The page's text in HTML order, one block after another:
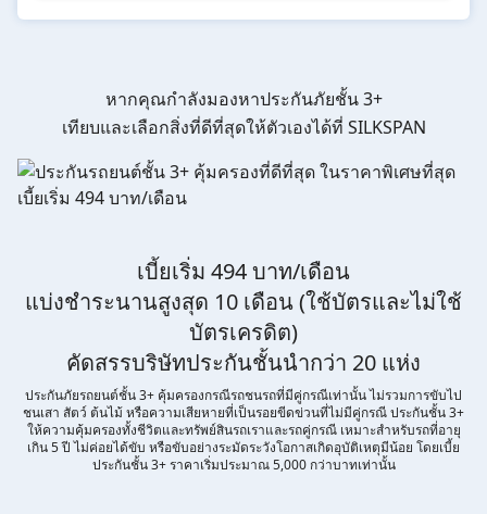
*
ข้าพเจ้ารับทราบนโยบายคุ้มครองข้อมูลส่วนบุคคล และยินยอมให้
บริษัท SILKSPAN อินชัวรันซ์ โบรกเกอร์เรจ จำกัด รวมถึงบริษัทในเครือ
ที่เกี่ยวข้องกัน ตลอดจนคู่ค้าทางธุรกิจและ/หรือพันธมิตรของบริษัท
เหล่านี้ สามารถเก็บ ใช้ และ/หรือ เปิดเผยข้อมูลส่วนบุคคลและข้อมูล
ส่วนบุคคลที่มีความอ่อนไหวของข้าพเจ้า เพื่อวัตถุประสงค์ในการ
ดำเนินการติดต่อและนำเสนอข้อมูลสำหรับการขายผลิตภัณฑ์ การจัด
การใช้ข้อมูลเพื่อพัฒนาผลิตภัณฑ์หรือบริการต่างๆ หรือเพื่อกิจกรรม
อื่นๆ ท่านสามารถอ่านรายละเอียดนโยบายคุ้มครองข้อมูลส่วนบุคคล
และสิทธิของเจ้าของข้อมูลส่วนบุคคลได้ที่เว็บไซต์คำประกาศเกี่ยวกับ
ความเป็นส่วนตัวก่อนให้ความยินยอม ทั้งนี้ ก่อนการแสดงเจตนา
ข้าพเจ้าได้อ่านรายละเอียดจากเอกสารชี้แจงข้อมูล หรือได้รับคำ
อธิบายจากหน่วยงานถึงวัตถุประสงค์ในการเก็บรวบรวม ใช้หรือเปิด
เผยข้อมูลส่วนบุคคล (“ประมวลผลข้อมูลส่วนบุคคล”) และมีความ
เข้าใจดีแล้ว ข้าพเจ้าให้ความยินยอมหรือปฏิเสธไม่ให้ความยินยอมใน
เอกสารนี้ด้วยความสมัครใจ ปราศจากการบังคับหรือชักจูง และ
ข้าพเจ้าทราบว่าข้าพเจ้าสามารถถอนความยินยอมนี้เสียเมื่อใดก็ได้
เว้นแต่ในกรณีมีข้อจำกัดสิทธิตามกฎหมายหรือยังมีสัญญาระหว่าง
ข้าพเจ้ากับสถาบันที่ให้ประโยชน์แก่ข้าพเจ้าอยู่ กรณีที่ข้าพเจ้าประสงค์
จะไม่ให้ความยินยอม ข้าพเจ้าเข้าใจและยอมรับว่า การไม่ให้ความ
หากคุณกำลังมองหาประกันภัยชั้น 3+
เทียบและเลือกสิ่งที่ดีที่สุดให้ตัวเองได้ที่ SILKSPAN
เบี้ยเริ่ม 494 บาท/เดือน
แบ่งชำระนานสูงสุด 10 เดือน (ใช้บัตรและไม่ใช้
บัตรเครดิต)
คัดสรรบริษัทประกันชั้นนำกว่า 20 แห่ง
ประกันภัยรถยนต์ชั้น 3+ คุ้มครองกรณีรถชนรถที่มีคู่กรณีเท่านั้น ไม่รวมการขับไป
ชนเสา สัตว์ ต้นไม้ หรือความเสียหายที่เป็นรอยขีดข่วนที่ไม่มีคู่กรณี ประกันชั้น 3+
ให้ความคุ้มครองทั้งชีวิตและทรัพย์สินรถเราและรถคู่กรณี เหมาะสำหรับรถที่อายุ
เกิน 5 ปี ไม่ค่อยได้ขับ หรือขับอย่างระมัดระวังโอกาสเกิดอุบัติเหตุมีน้อย โดยเบี้ย
ประกันชั้น 3+ ราคาเริ่มประมาณ 5,000 กว่าบาทเท่านั้น